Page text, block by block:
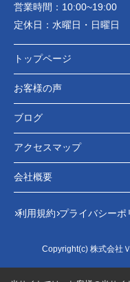
営業時間： 10:00~19:00
定休日： 水曜日・日曜日
トップページ
お客様の声
ブログ
アクセスマップ
会社概要
利用規約 プライバシーポ
Copyright(c) 株式会社